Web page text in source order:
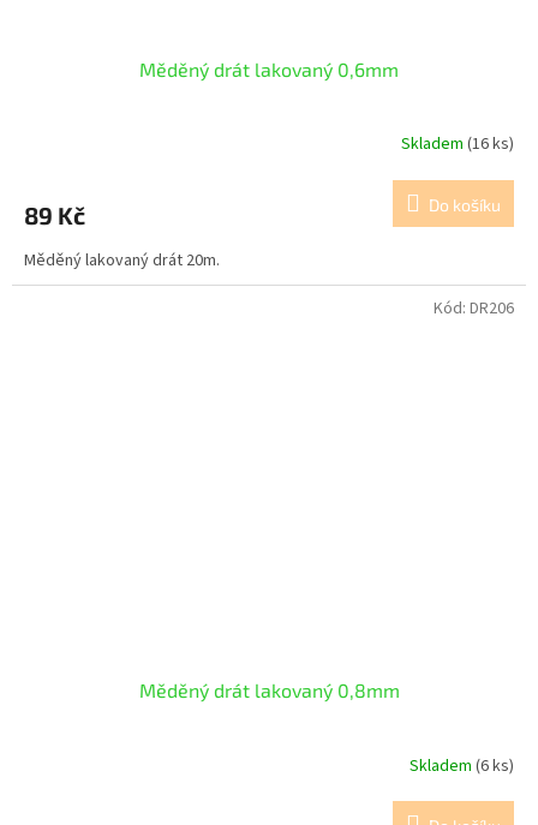
Měděný drát lakovaný 0,6mm
Skladem (16 ks)
89 Kč Do košíku
Měděný lakovaný drát 20m.
Měděný drát lakovaný 0,8mm
Skladem (6 ks)
Kód: DR206